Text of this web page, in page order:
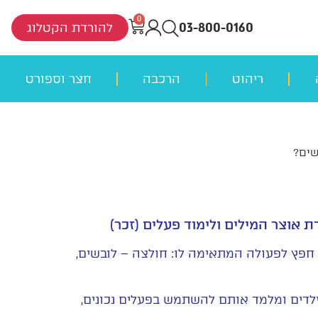
03-800-0160
0
להורדת הקטלוג
ריהוט הרכבה חצר וספורט
אוצר המילים ולימוד פעלים (זכר)
לפעולה המתאימה לו: חולצה – לובשים,
ומלמד אותם להשתמש בפעלים נכונים,